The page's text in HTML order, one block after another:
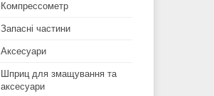
Компрессометр
Запасні частини
Аксесуари
Шприц для змащування та
аксесуари